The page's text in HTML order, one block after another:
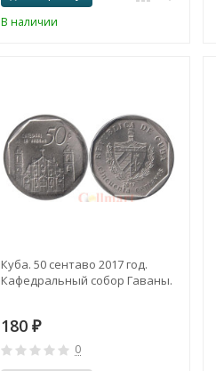
В наличии
Куба. 50 сентаво 2017 год.
Кафедральный собор Гаваны.
180₽
0